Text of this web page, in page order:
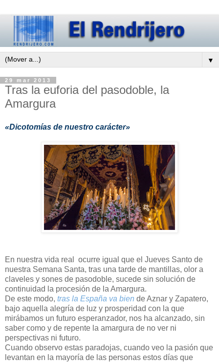
▼
29 mar 2013
Tras la euforia del pasodoble, la
Amargura
«Dicotomías de nuestro carácter»
En nuestra vida real ocurre igual que el Jueves Santo de
nuestra Semana Santa, tras una tarde de mantillas, olor a
claveles y sones de pasodoble, sucede sin solución de
continuidad la procesión de la Amargura.
De este modo, tras la España va bien de Aznar y Zapatero,
bajo aquella alegría de luz y prosperidad con la que
mirábamos un futuro esperanzador, nos ha alcanzado, sin
saber como y de repente la amargura de no ver ni
perspectivas ni futuro.
Cuando observo estas paradojas, cuando veo la pasión que
levantan en la mayoría de las personas estos días que